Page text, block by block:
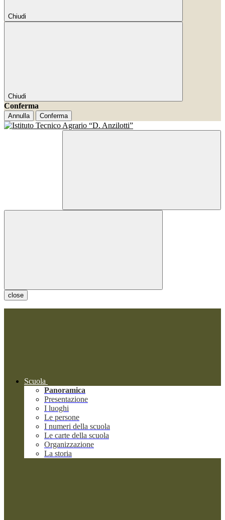
Chiudi
Chiudi
Conferma
Annulla Conferma
close
Scuola
Panoramica
Presentazione
I luoghi
Le persone
I numeri della scuola
Le carte della scuola
Organizzazione
La storia